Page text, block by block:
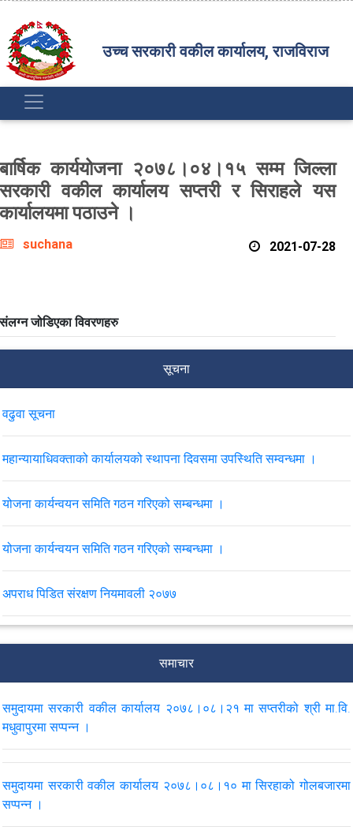
उच्च सरकारी वकील कार्यालय, राजविराज
बार्षिक कार्ययोजना २०७८।०४।१५ सम्म जिल्ला
सरकारी वकील कार्यालय सप्तरी र सिराहले यस
कार्यालयमा पठाउने ।
suchana 2021-07-28
संलग्न जोडिएका विवरणहरु
सूचना
वढुवा सूचना
महान्यायाधिवक्ताको कार्यालयको स्थापना दिवसमा उपस्थिति सम्वन्धमा ।
योजना कार्यन्वयन समिति गठन गरिएको सम्बन्धमा ।
योजना कार्यन्वयन समिति गठन गरिएको सम्बन्धमा ।
अपराध पिडित संरक्षण नियमावली २०७७
सप्तरी र सिराहले यस कार्यालयमा पठाउने ।
VIEW ALL
समाचार
समुदायमा सरकारी वकील कार्यालय २०७८।०८।२१ मा सप्तरीको श्री मा.वि.
मधुवापुरमा सप्पन्न ।
समुदायमा सरकारी वकील कार्यालय २०७८।०८।१० मा सिरहाको गोलबजारमा
सप्पन्न ।